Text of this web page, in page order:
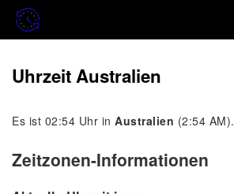
Uhrzeit Australien
Es ist 02:54 Uhr in Australien (2:54 AM).
Zeitzonen-Informationen